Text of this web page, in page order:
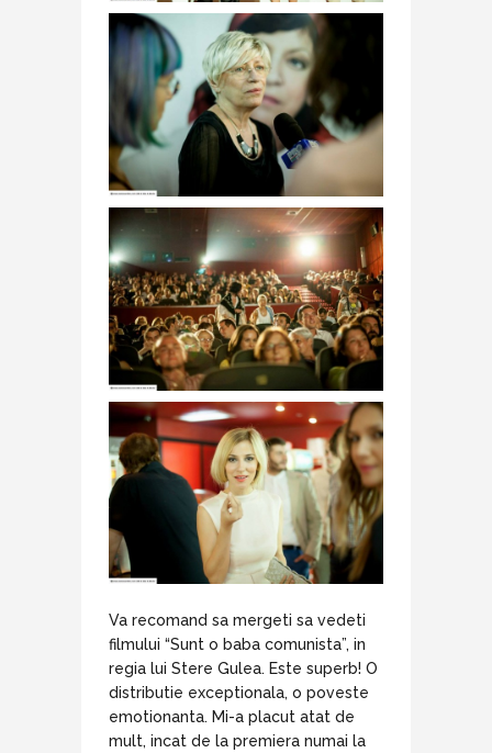
Va recomand sa mergeti sa vedeti
filmului “Sunt o baba comunista”, in
regia lui Stere Gulea. Este superb! O
distributie exceptionala, o poveste
emotionanta. Mi-a placut atat de
mult, incat de la premiera numai la